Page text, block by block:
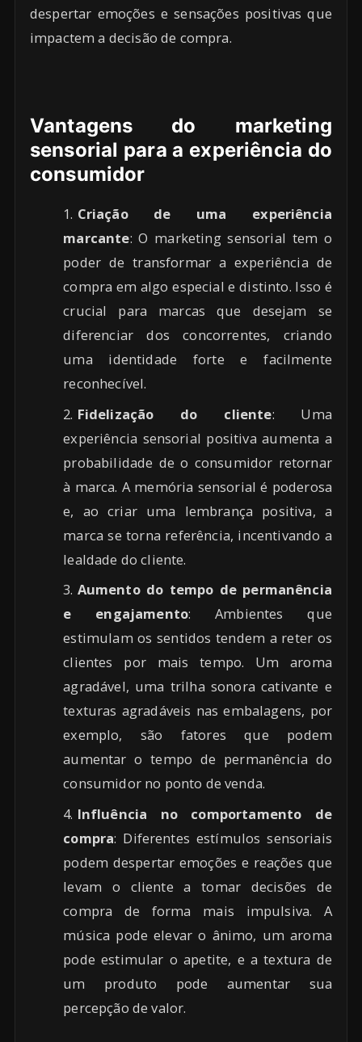
despertar emoções e sensações positivas que
impactem a decisão de compra.
Vantagens do marketing
sensorial para a experiência do
consumidor
Criação de uma experiência
marcante: O marketing sensorial tem o
poder de transformar a experiência de
compra em algo especial e distinto. Isso é
crucial para marcas que desejam se
diferenciar dos concorrentes, criando
uma identidade forte e facilmente
reconhecível.
Fidelização do cliente: Uma
experiência sensorial positiva aumenta a
probabilidade de o consumidor retornar
à marca. A memória sensorial é poderosa
e, ao criar uma lembrança positiva, a
marca se torna referência, incentivando a
lealdade do cliente.
Aumento do tempo de permanência
e engajamento: Ambientes que
estimulam os sentidos tendem a reter os
clientes por mais tempo. Um aroma
agradável, uma trilha sonora cativante e
texturas agradáveis nas embalagens, por
exemplo, são fatores que podem
aumentar o tempo de permanência do
consumidor no ponto de venda.
Influência no comportamento de
compra: Diferentes estímulos sensoriais
podem despertar emoções e reações que
levam o cliente a tomar decisões de
compra de forma mais impulsiva. A
música pode elevar o ânimo, um aroma
pode estimular o apetite, e a textura de
um produto pode aumentar sua
percepção de valor.